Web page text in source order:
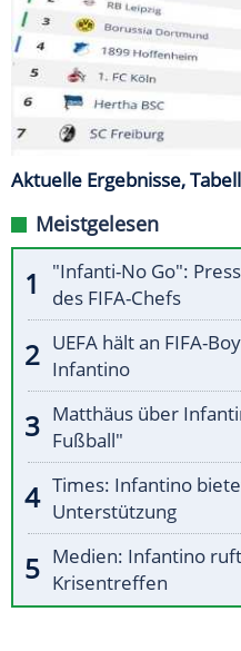
Aktuelle Ergebnisse,
Meistgelesen
"Infanti-No Go":
des FIFA-Chefs
UEFA hält an FIFA-
Infantino
Matthäus über
Fußball"
Times: Infantino
Unterstützung
Medien: Infantino
Krisentreffen